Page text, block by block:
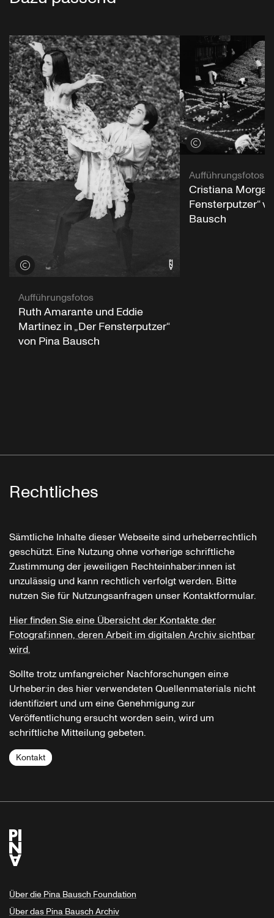
Credits öffnen
Aufführungsfotos
Ruth Amarante und Eddie
Martinez in „Der Fensterputzer“
von Pina Bausch
Credits öffnen
Aufführungsfotos
Cristiana
Fensterputzer“
Bausch
Rechtliches
Sämtliche Inhalte dieser Webseite sind urheberrechtlich
geschützt. Eine Nutzung ohne vorherige schriftliche
Zustimmung der jeweiligen Rechteinhaber:innen ist
unzulässig und kann rechtlich verfolgt werden. Bitte
nutzen Sie für Nutzungsanfragen unser Kontaktformular.
Hier finden Sie eine Übersicht der Kontakte der
Fotograf:innen, deren Arbeit im digitalen Archiv sichtbar
wird.
Sollte trotz umfangreicher Nachforschungen ein:e
Urheber:in des hier verwendeten Quellenmaterials nicht
identifiziert und um eine Genehmigung zur
Veröffentlichung ersucht worden sein, wird um
schriftliche Mitteilung gebeten.
Kontakt
Über die Pina Bausch Foundation
Über das Pina Bausch Archiv